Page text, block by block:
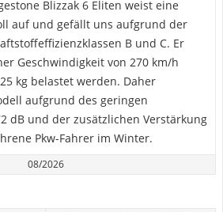
Blizzak 6 Eliten weist eine
auf und gefällt uns aufgrund der
B und C. Er
Geschwindigkeit von 270 km/h
kg belastet werden. Daher
aufgrund des geringen
dB und der zusätzlichen Verstärkung
Pkw-Fahrer im Winter.
08/2026